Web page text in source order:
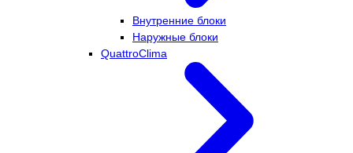
Внутренние блоки
Наружные блоки
QuattroClima